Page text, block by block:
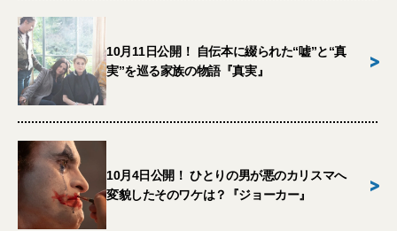
10月11日公開！ 自伝本に綴られた“嘘”と“真
実”を巡る家族の物語『真実』
>
10月4日公開！ ひとりの男が悪のカリスマへ
変貌したそのワケは？『ジョーカー』
>